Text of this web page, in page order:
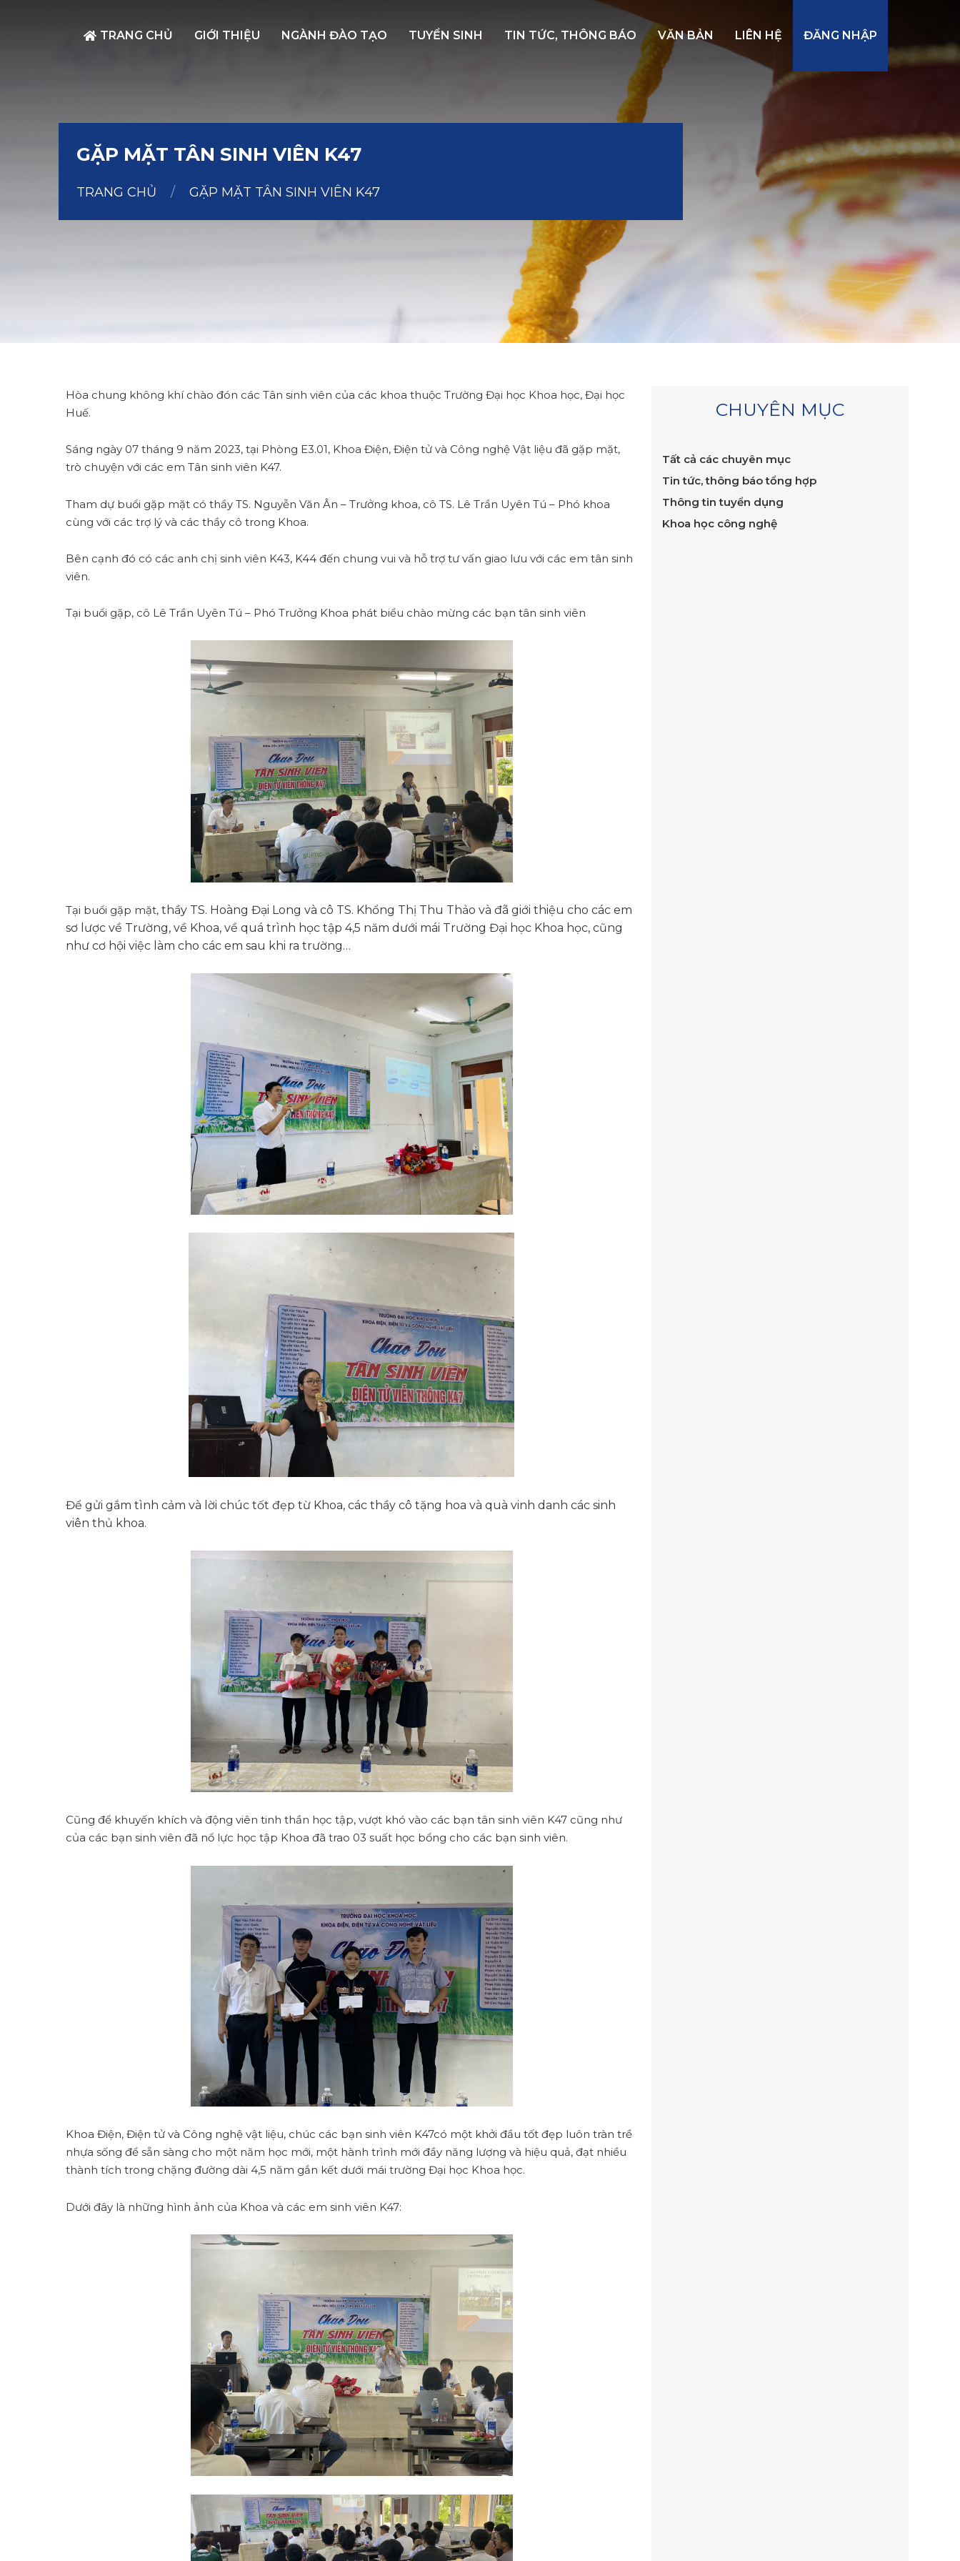
TRANG CHỦ GIỚI THIỆU NGÀNH ĐÀO TẠO TUYỂN SINH TIN TỨC, THÔNG BÁO VĂN BẢN LIÊN HỆ ĐĂNG NHẬP
GẶP MẶT TÂN SINH VIÊN K47
TRANG CHỦ / GẶP MẶT TÂN SINH VIÊN K47
Hòa chung không khí chào đón các Tân sinh viên của các khoa thuộc Trường Đại học Khoa học, Đại học
Huế.
Sáng ngày 07 tháng 9 năm 2023, tại Phòng E3.01, Khoa Điện, Điện tử và Công nghệ Vật liệu đã gặp mặt,
trò chuyện với các em Tân sinh viên K47.
Tham dự buổi gặp mặt có thầy TS. Nguyễn Văn Ân – Trưởng khoa, cô TS. Lê Trần Uyên Tú – Phó khoa
cùng với các trợ lý và các thầy cô trong Khoa.
Bên cạnh đó có các anh chị sinh viên K43, K44 đến chung vui và hỗ trợ tư vấn giao lưu với các em tân sinh
viên.
Tại buổi gặp, cô Lê Trần Uyên Tú – Phó Trưởng Khoa phát biểu chào mừng các bạn tân sinh viên
Tại buổi gặp mặt, thầy TS. Hoàng Đại Long và cô TS. Khổng Thị Thu Thảo và đã giới thiệu cho các em
sơ lược về Trường, về Khoa, về quá trình học tập 4,5 năm dưới mái Trường Đại học Khoa học, cũng
như cơ hội việc làm cho các em sau khi ra trường…
Để gửi gắm tình cảm và lời chúc tốt đẹp từ Khoa, các thầy cô tặng hoa và quà vinh danh các sinh
viên thủ khoa.
Cũng để khuyến khích và động viên tinh thần học tập, vượt khó vào các bạn tân sinh viên K47 cũng như
của các bạn sinh viên đã nổ lực học tập Khoa đã trao 03 suất học bổng cho các bạn sinh viên.
Khoa Điện, Điện tử và Công nghệ vật liệu, chúc các bạn sinh viên K47có một khởi đầu tốt đẹp luôn tràn trề
nhựa sống để sẵn sàng cho một năm học mới, một hành trình mới đầy năng lượng và hiệu quả, đạt nhiều
thành tích trong chặng đường dài 4,5 năm gắn kết dưới mái trường Đại học Khoa học.
Dưới đây là những hình ảnh của Khoa và các em sinh viên K47:
CHUYÊN MỤC
Tất cả các chuyên mục
Tin tức, thông báo tổng hợp
Thông tin tuyển dụng
Khoa học công nghệ